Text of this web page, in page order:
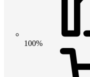
100%